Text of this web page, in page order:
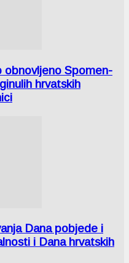
obnovljeno Spomen-
hrvatskih
Dana pobjede i
i Dana hrvatskih